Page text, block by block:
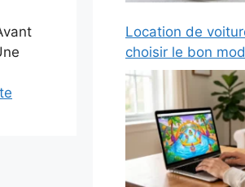
Location de
choisir le bon